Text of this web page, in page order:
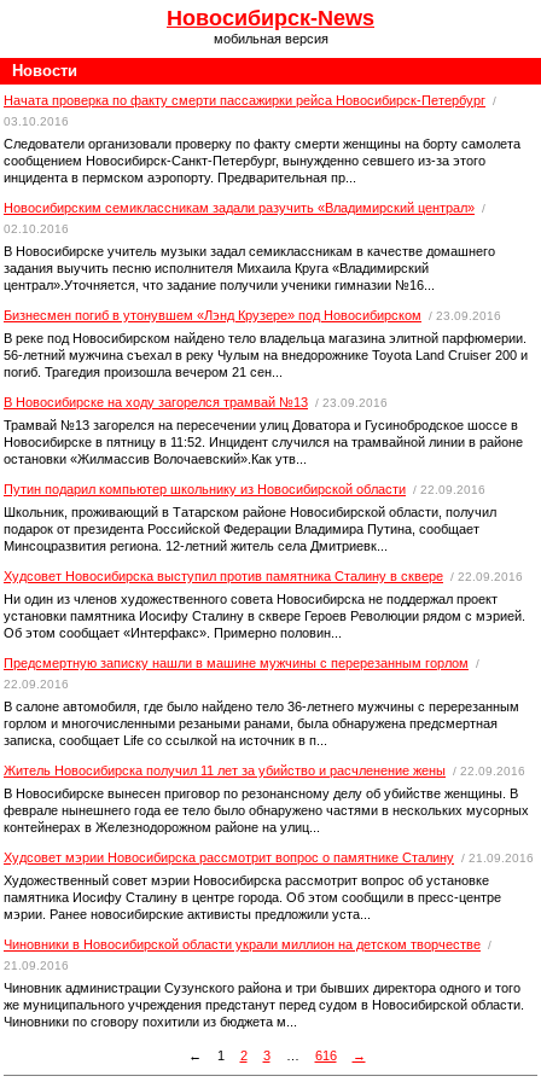
Новосибирск-News
мобильная версия
Новости
Начата проверка по факту смерти пассажирки рейса Новосибирск-Петербург /
03.10.2016
Следователи организовали проверку по факту смерти женщины на борту самолета
сообщением Новосибирск-Санкт-Петербург, вынужденно севшего из-за этого
инцидента в пермском аэропорту. Предварительная пр...
Новосибирским семиклассникам задали разучить «Владимирский централ» /
02.10.2016
В Новосибирске учитель музыки задал семиклассникам в качестве домашнего
задания выучить песню исполнителя Михаила Круга «Владимирский
централ».Уточняется, что задание получили ученики гимназии №16...
Бизнесмен погиб в утонувшем «Лэнд Крузере» под Новосибирском / 23.09.2016
В реке под Новосибирском найдено тело владельца магазина элитной парфюмерии.
56-летний мужчина съехал в реку Чулым на внедорожнике Toyota Land Cruiser 200 и
погиб. Трагедия произошла вечером 21 сен...
В Новосибирске на ходу загорелся трамвай №13 / 23.09.2016
Трамвай №13 загорелся на пересечении улиц Доватора и Гусинобродское шоссе в
Новосибирске в пятницу в 11:52. Инцидент случился на трамвайной линии в районе
остановки «Жилмассив Волочаевский».Как утв...
Путин подарил компьютер школьнику из Новосибирской области / 22.09.2016
Школьник, проживающий в Татарском районе Новосибирской области, получил
подарок от президента Российской Федерации Владимира Путина, сообщает
Минсоцразвития региона. 12-летний житель села Дмитриевк...
Худсовет Новосибирска выступил против памятника Сталину в сквере / 22.09.2016
Ни один из членов художественного совета Новосибирска не поддержал проект
установки памятника Иосифу Сталину в сквере Героев Революции рядом с мэрией.
Об этом сообщает «Интерфакс». Примерно половин...
Предсмертную записку нашли в машине мужчины с перерезанным горлом
/
22.09.2016
В салоне автомобиля, где было найдено тело 36-летнего мужчины с перерезанным
горлом и многочисленными резаными ранами, была обнаружена предсмертная
записка, сообщает Life со ссылкой на источник в п...
Житель Новосибирска получил 11 лет за убийство и расчленение жены / 22.09.2016
В Новосибирске вынесен приговор по резонансному делу об убийстве женщины. В
феврале нынешнего года ее тело было обнаружено частями в нескольких мусорных
контейнерах в Железнодорожном районе на улиц...
Худсовет мэрии Новосибирска рассмотрит вопрос о памятнике Сталину / 21.09.2016
Художественный совет мэрии Новосибирска рассмотрит вопрос об установке
памятника Иосифу Сталину в центре города. Об этом сообщили в пресс-центре
мэрии. Ранее новосибирские активисты предложили уста...
Чиновники в Новосибирской области украли миллион на детском творчестве /
21.09.2016
Чиновник администрации Сузунского района и три бывших директора одного и того
же муниципального учреждения предстанут перед судом в Новосибирской области.
Чиновники по сговору похитили из бюджета м...
← 1 2 3 616 →